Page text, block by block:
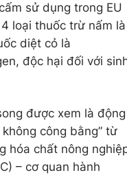
sử dụng trong EU
loại thuốc trừ nấm là
diệt cỏ là
độc hại đối với
được xem là động
công bằng” từ
hóa chất nông
– cơ quan hành